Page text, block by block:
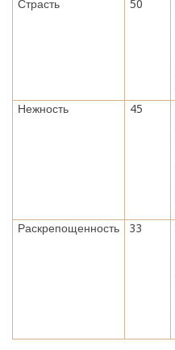
Страсть 50
Нежность
45
Раскрепощенность
33